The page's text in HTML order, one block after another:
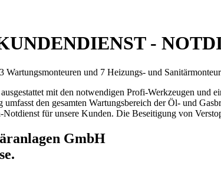
-
Wartungsmonteuren und 7 Heizungs- und
mit den notwendigen Profi-Werkzeugen und
den gesamten Wartungsbereich der Öl- und
für unsere Kunden. Die Beseitigung von
GmbH